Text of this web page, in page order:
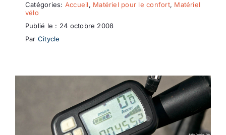
Catégories: Accueil, Matériel pour le confort, Matériel
vélo
Publié le : 24 octobre 2008
Par Citycle